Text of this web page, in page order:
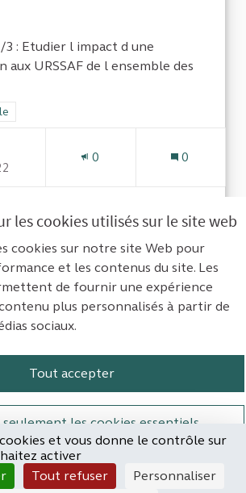
les cookies utilisés sur le site web
cookies sur notre site Web pour
et les contenus du site. Les
de fournir une expérience
plus personnalisés à partir de
sociaux.
Tout accepter
les cookies essentiels
Paramètres
: Etudier l impact d une
URSSAF de l ensemble des
de la catégorie : Sécurité sociale
0 0
VOIR LA PROPOSITION
Voir toutes les propositions
légales
des cookies
Plateforme de participation de la
Plateforme de participation de la
Plateforme de participation
Plateforme de
par
(Lien externe)
et vous donne le contrôle sur
activer
Tout refuser Personnaliser